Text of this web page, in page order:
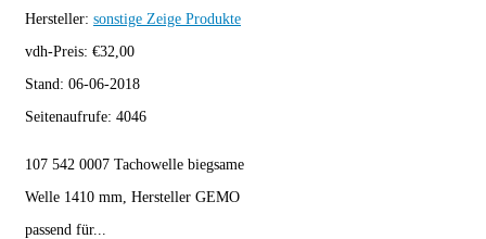
Hersteller: sonstige Zeige Produkte
vdh-Preis: €32,00
Stand: 06-06-2018
Seitenaufrufe: 4046
107 542 0007 Tachowelle biegsame
Welle 1410 mm, Hersteller GEMO
passend für...